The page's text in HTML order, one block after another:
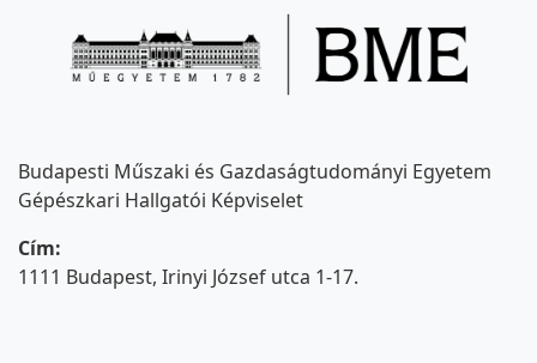
Budapesti Műszaki és Gazdaságtudományi Egyetem
Gépészkari Hallgatói Képviselet
Cím:
1111 Budapest, Irinyi József utca 1-17.